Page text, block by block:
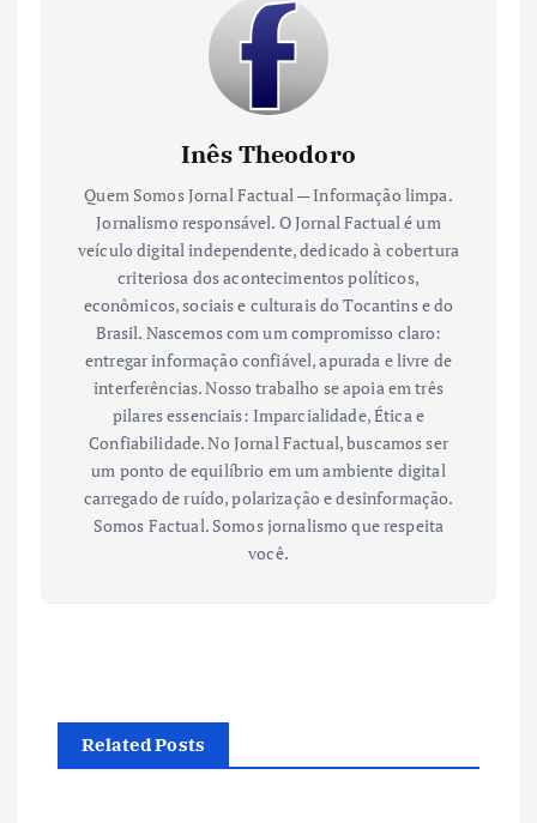
Inês Theodoro
Quem Somos Jornal Factual — Informação limpa.
Jornalismo responsável. O Jornal Factual é um
veículo digital independente, dedicado à cobertura
criteriosa dos acontecimentos políticos,
econômicos, sociais e culturais do Tocantins e do
Brasil. Nascemos com um compromisso claro:
entregar informação confiável, apurada e livre de
interferências. Nosso trabalho se apoia em três
pilares essenciais: Imparcialidade, Ética e
Confiabilidade. No Jornal Factual, buscamos ser
um ponto de equilíbrio em um ambiente digital
carregado de ruído, polarização e desinformação.
Somos Factual. Somos jornalismo que respeita
você.
Related Posts